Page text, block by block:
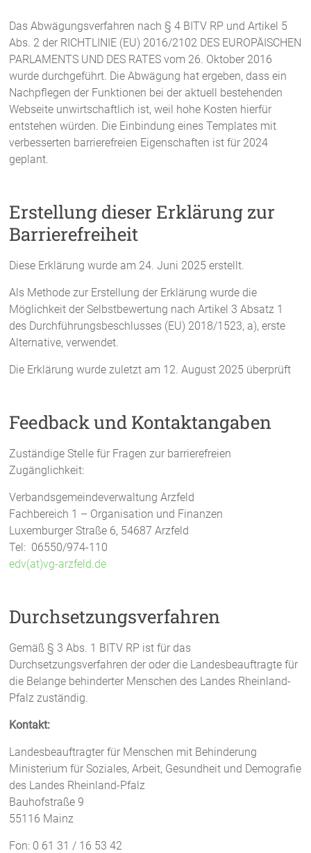
Das Abwägungsverfahren nach § 4 BITV RP und Artikel 5
Abs. 2 der RICHTLINIE (EU) 2016/2102 DES EUROPÄISCHEN
PARLAMENTS UND DES RATES vom 26. Oktober 2016
wurde durchgeführt. Die Abwägung hat ergeben, dass ein
Nachpflegen der Funktionen bei der aktuell bestehenden
Webseite unwirtschaftlich ist, weil hohe Kosten hierfür
entstehen würden. Die Einbindung eines Templates mit
verbesserten barrierefreien Eigenschaften ist für 2024
geplant.
Erstellung dieser Erklärung zur
Barrierefreiheit
Diese Erklärung wurde am 24. Juni 2025 erstellt.
Als Methode zur Erstellung der Erklärung wurde die
Möglichkeit der Selbstbewertung nach Artikel 3 Absatz 1
des Durchführungsbeschlusses (EU) 2018/1523, a), erste
Alternative, verwendet.
Die Erklärung wurde zuletzt am 12. August 2025 überprüft
Feedback und Kontaktangaben
Zuständige Stelle für Fragen zur barrierefreien
Zugänglichkeit:
Verbandsgemeindeverwaltung Arzfeld
Fachbereich 1 – Organisation und Finanzen
Luxemburger Straße 6, 54687 Arzfeld
Tel: 06550/974-110
edv(at)vg-arzfeld.de
Durchsetzungsverfahren
Gemäß § 3 Abs. 1 BITV RP ist für das
Durchsetzungsverfahren der oder die Landesbeauftragte für
die Belange behinderter Menschen des Landes Rheinland-
Pfalz zuständig.
Kontakt:
Landesbeauftragter für Menschen mit Behinderung
Ministerium für Soziales, Arbeit, Gesundheit und Demografie
des Landes Rheinland-Pfalz
Bauhofstraße 9
55116 Mainz
Fon: 0 61 31 / 16 53 42